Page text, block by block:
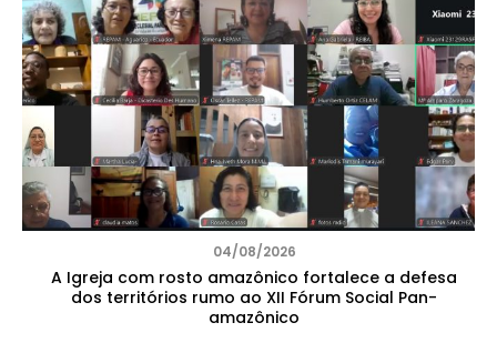
04/08/2026
A Igreja com rosto amazônico fortalece a defesa
dos territórios rumo ao XII Fórum Social Pan-
amazônico